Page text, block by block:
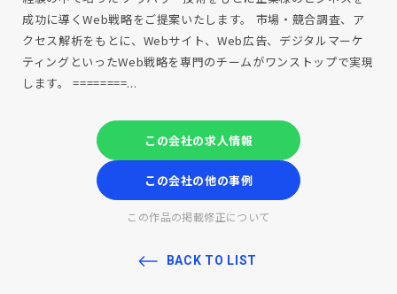
成功に導くWeb戦略をご提案いたします。 市場・競合調査、ア
クセス解析をもとに、Webサイト、Web広告、デジタルマーケ
ティングといったWeb戦略を専門のチームがワンストップで実現
します。 ========...
この会社の求人情報
この会社の他の事例
この作品の掲載修正について
BACK TO LIST